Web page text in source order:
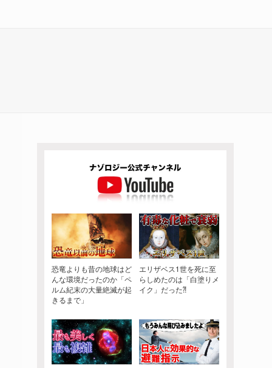
恐竜よりも昔の地球はど
んな環境だったのか「ペ
ルム紀末の大量絶滅が起
きるまで」
エリザベス1世を死に至
らしめたのは「白塗りメ
イク」だった⁈